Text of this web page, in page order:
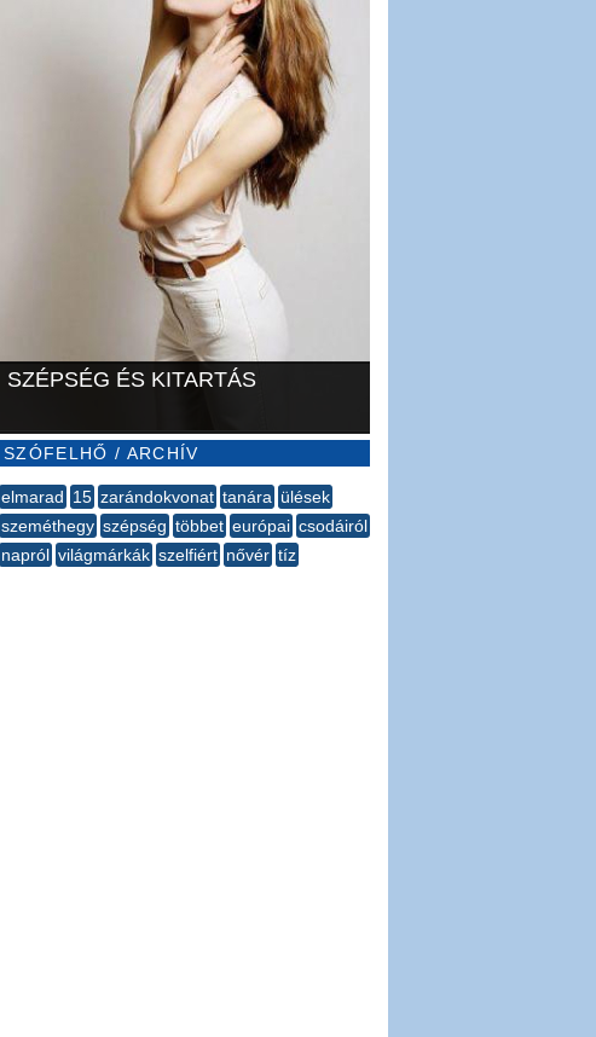
SZÉPSÉG ÉS KITARTÁS
SZÓFELHŐ / ARCHÍV
elmarad 15 zarándokvonat tanára ülések
szeméthegy szépség többet európai csodáiról
napról világmárkák szelfiért nővér tíz